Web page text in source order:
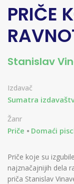
PRIČE
Stanislav
Izdavač
Sumatra
Žanr
Priče
Domaći
Priče koje su
najznačajnijih dela
priča Stanislav